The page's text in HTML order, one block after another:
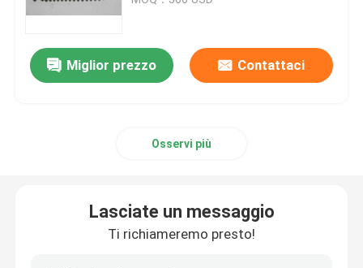
Guarnizione del labbro dell'olio
Miglior prezzo Contattaci
Osservi più
Lasciate un messaggio
Ti richiameremo presto!